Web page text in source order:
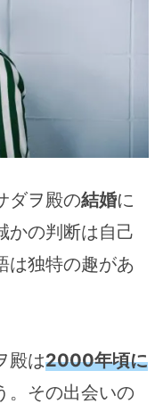
ダヲ殿の結婚に
かの判断は自己
は独特の趣があ
殿は2000年頃に
。その出会いの